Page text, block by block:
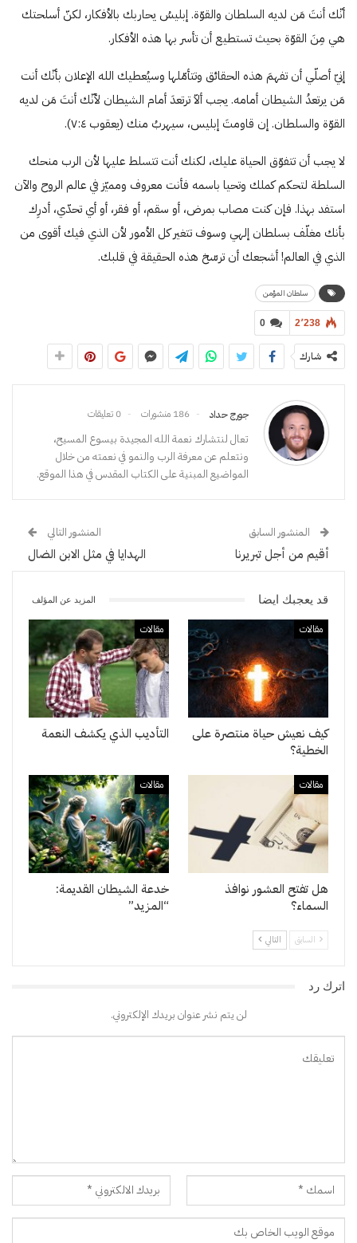
أنّك أنتَ مَن لديه السلطان والقوّة. إبليسُ يحاربك بالأفكار، لكنّ أسلحتك
هي مِنَ القوّة بحيث تستطيع أن تأسر بها هذه الأفكار.
إنيّ أصلّي أن تفهمَ هذه الحقائق وتتأمّلها وسيُعطيك الله الإعلان بأنّك أنت
مَن يرتعدُ الشيطان أمامه. يجب ألاّ ترتعدَ أمام الشيطان لأنّك أنتَ مَن لديه
القوّة والسلطان. إن قاومتَ إبليس، سيهربُ منك (يعقوب ۷:٤).
لا يجب أن تتفوّق الحياة عليك، لكنك أنت تتسلط عليها لأن الرب منحك
السلطة لتحكم كملك وتحيا باسمه فأنت معروف ومميّز في عالم الروح والآن
استفد بهذا. فإن كنت مصاب بمرض، أو سقم، أو فقر، أو أي تحدّي، أدرِك
بأنك مغلّف بسلطان إلهي وسوف تتغير كل الأمور لأن الذي فيك أقوى من
الذي في العالم! أشجعك أن ترسّخ هذه الحقيقة في قلبك.
سلطان المؤمن
0 2٬238
شارك
جورج حداد 186 منشورات 0 تعليقات
تعال لنتشارك نعمة الله المجيدة بيسوع المسيح،
ونتعلم عن معرفة الرب والنمو في نعمته من خلال
المواضيع المبنية على الكتاب المقدس في هذا الموقع.
المنشور السابق
أقيم من أجل تبريرنا
المنشور التالي
الهدايا في مثل الابن الضال
قد يعجبك ايضا المزيد عن المؤلف
مقالات
كيف نعيش حياة منتصرة على
الخطية؟
مقالات
التأديب الذي يكشف النعمة
مقالات
هل تفتح العشور نوافذ
السماء؟
مقالات
خدعة الشيطان القديمة:
“المزيد”
السابق التالي
اترك رد
لن يتم نشر عنوان بريدك الإلكتروني.